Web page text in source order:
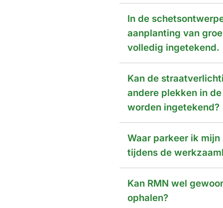
In de
aanplanting van
volledig ingetekend.
Kan de
andere plekken in
worden ingetekend?
Waar parkeer ik mijn
tijdens de
Kan RMN wel
ophalen?